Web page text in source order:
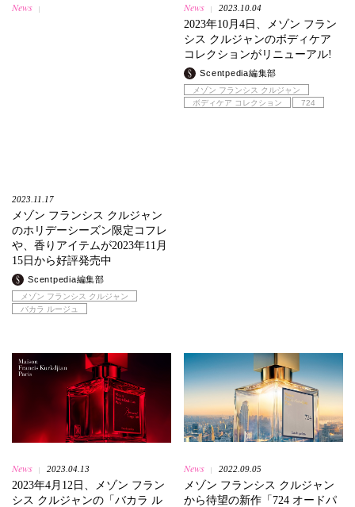
News
2023.11.17
メゾン フランシス クルジャン
のホリデーシーズン限定コフレ
や、香りアイテムが2023年11月
15日から好評発売中
Scentpedia編集部
メゾン フランシス クルジャン
バカラ ルージュ
News 2023.10.04
2023年10月4日、メゾン フラン
シス クルジャンのボディケア
コレクションがリニューアル!
Scentpedia編集部
メゾン フランシス クルジャン
ボディケア コレクション
724
News 2023.04.13
2023年4月12日、メゾン フラン
シス クルジャンの「バカラ ル
News 2022.09.05
メゾン フランシス クルジャン
から待望の新作「724 オードパ